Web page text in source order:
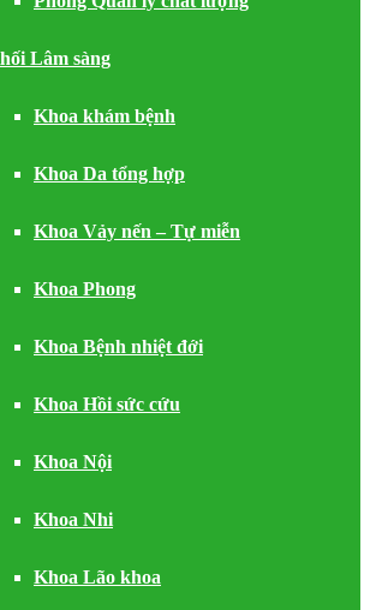
Lâm sàng
Khoa khám bệnh
Khoa Da tổng hợp
Khoa Vảy nến – Tự miễn
Khoa Phong
Khoa Bệnh nhiệt đới
Khoa Hồi sức cứu
Khoa Nội
Khoa Nhi
Khoa Lão khoa